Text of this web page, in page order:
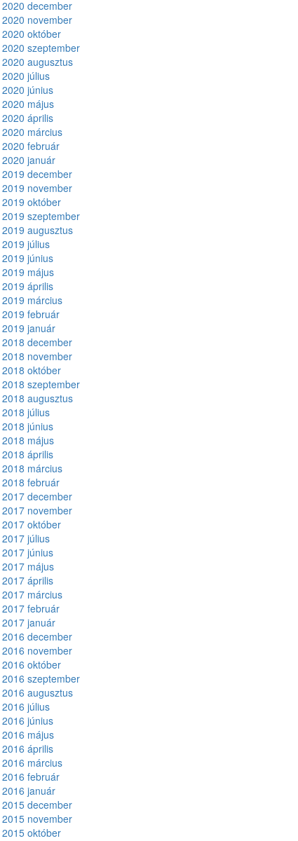
2020 december
2020 november
2020 október
2020 szeptember
2020 augusztus
2020 július
2020 június
2020 május
2020 április
2020 március
2020 február
2020 január
2019 december
2019 november
2019 október
2019 szeptember
2019 augusztus
2019 július
2019 június
2019 május
2019 április
2019 március
2019 február
2019 január
2018 december
2018 november
2018 október
2018 szeptember
2018 augusztus
2018 július
2018 június
2018 május
2018 április
2018 március
2018 február
2017 december
2017 november
2017 október
2017 július
2017 június
2017 május
2017 április
2017 március
2017 február
2017 január
2016 december
2016 november
2016 október
2016 szeptember
2016 augusztus
2016 július
2016 június
2016 május
2016 április
2016 március
2016 február
2016 január
2015 december
2015 november
2015 október